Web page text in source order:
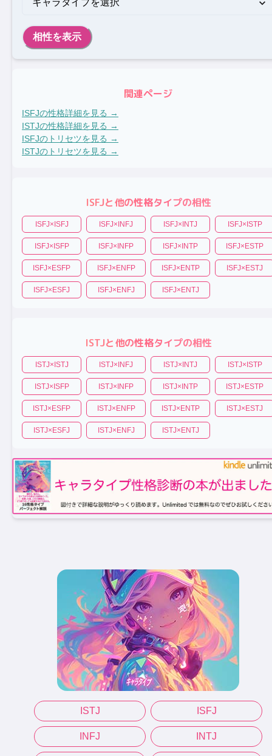
ISTJ ISFJ
INFJ INTJ
相性を表示
関連ページ
ISFJの性格詳細を見る →
ISTJの性格詳細を見る →
ISFJのトリセツを見る →
ISTJのトリセツを見る →
ISFJと他の性格タイプの相性
ISFJ× ISFJ ISFJ× INFJ ISFJ× INTJ ISFJ× ISTP
ISFJ× ISFP ISFJ× INFP ISFJ× INTP ISFJ× ESTP
ISFJ× ESFP ISFJ× ENFP ISFJ× ENTP ISFJ× ESTJ
ISFJ× ESFJ ISFJ× ENFJ ISFJ× ENTJ
ISTJと他の性格タイプの相性
ISTJ× ISTJ ISTJ× INFJ ISTJ× INTJ ISTJ× ISTP
ISTJ× ISFP ISTJ× INFP ISTJ× INTP ISTJ× ESTP
ISTJ× ESFP ISTJ× ENFP ISTJ× ENTP ISTJ× ESTJ
ISTJ× ESFJ ISTJ× ENFJ ISTJ× ENTJ